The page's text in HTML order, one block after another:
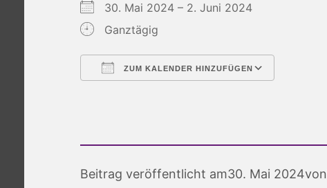
30. Mai 2024 – 2. Juni 2024
Ganztägig
ZUM KALENDER HINZUFÜGEN
Beitrag veröffentlicht am30. Mai 2024von